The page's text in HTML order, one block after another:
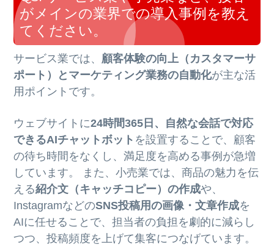
がメインの業界での導入事例を教え
てください。
サービス業では、 顧客体験の向上（カスタマーサ
ポート）とマーケティング業務の自動化が主な活
用ポイントです。
ウェブサイトに24時間365日、自然な会話で対応
できるAIチャットボット を設置することで、顧客
の待ち時間をなくし、満足度を高める事例が急増
しています。 また、小売業では、商品の魅力を伝
える紹介文（キャッチコピー）の作成や、
InstagramなどのSNS投稿用の画像・文章作成を
AIに任せることで、担当者の負担を劇的に減らし
つつ、投稿頻度を上げて集客につなげています。